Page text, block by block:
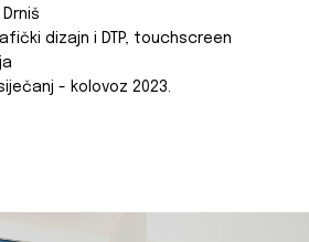
dizajn i DTP, touchscreen
- kolovoz 2023.